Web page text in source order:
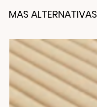
MAS ALTERNATIVAS